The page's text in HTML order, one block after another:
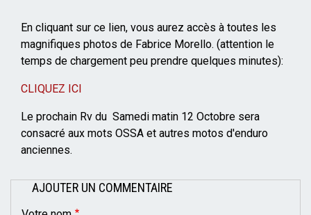
En cliquant sur ce lien, vous aurez accès à toutes les
magnifiques photos de Fabrice Morello. (attention le
temps de chargement peu prendre quelques minutes):
CLIQUEZ ICI
Le prochain Rv du Samedi matin 12 Octobre sera
consacré aux mots OSSA et autres motos d'enduro
anciennes.
AJOUTER UN COMMENTAIRE